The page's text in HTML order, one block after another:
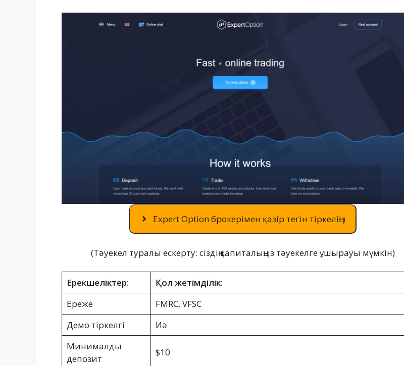
Expert Option брокерімен қазір тегін тіркеліңіз
(Тәуекел туралы ескерту: сіздің капиталыңыз тәуекелге ұшырауы мүмкін)
Ерекшеліктер:
Қол жетімділік:
Ереже
FMRC, VFSC
Демо тіркелгі
Иә
Минималды
депозит
$10